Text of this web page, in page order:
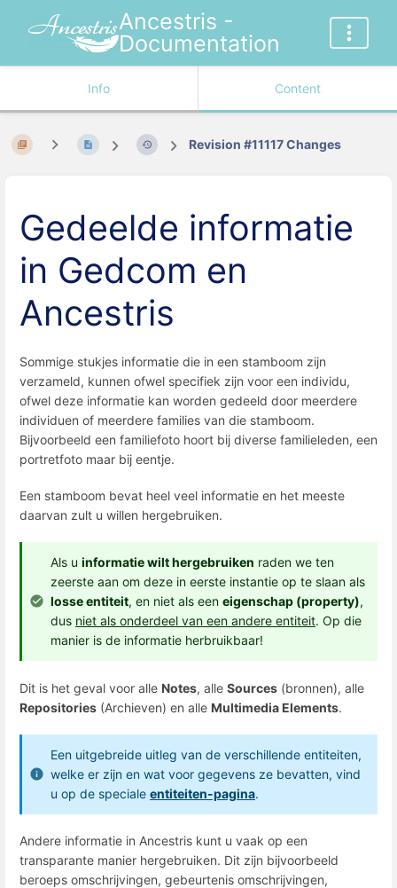
Ancestris -
Documentation
Info Content
Revision #11117 Changes
Gedeelde informatie
in Gedcom en
Ancestris
Sommige stukjes informatie die in een stamboom zijn
verzameld, kunnen ofwel specifiek zijn voor een individu,
ofwel deze informatie kan worden gedeeld door meerdere
individuen of meerdere families van die stamboom.
Bijvoorbeeld een familiefoto hoort bij diverse familieleden, een
portretfoto maar bij eentje.
Een stamboom bevat heel veel informatie en het meeste
daarvan zult u willen hergebruiken.
Als u informatie wilt hergebruiken raden we ten
zeerste aan om deze in eerste instantie op te slaan als
losse entiteit, en niet als een eigenschap (property),
dus niet als onderdeel van een andere entiteit. Op die
manier is de informatie herbruikbaar!
Dit is het geval voor alle Notes, alle Sources (bronnen), alle
Repositories (Archieven) en alle Multimedia Elements.
Een uitgebreide uitleg van de verschillende entiteiten,
welke er zijn en wat voor gegevens ze bevatten, vind
u op de speciale entiteiten-pagina.
Andere informatie in Ancestris kunt u vaak op een
transparante manier hergebruiken. Dit zijn bijvoorbeeld
beroeps omschrijvingen, gebeurtenis omschrijvingen,